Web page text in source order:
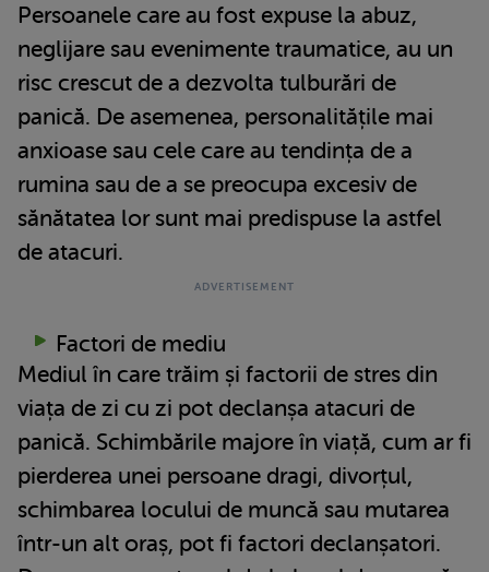
Persoanele care au fost expuse la abuz,
neglijare sau evenimente traumatice, au un
risc crescut de a dezvolta tulburări de
panică. De asemenea, personalitățile mai
anxioase sau cele care au tendința de a
rumina sau de a se preocupa excesiv de
sănătatea lor sunt mai predispuse la astfel
de atacuri.
Factori de mediu
Mediul în care trăim și factorii de stres din
viața de zi cu zi pot declanșa atacuri de
panică. Schimbările majore în viață, cum ar fi
pierderea unei persoane dragi, divorțul,
schimbarea locului de muncă sau mutarea
într-un alt oraș, pot fi factori declanșatori.